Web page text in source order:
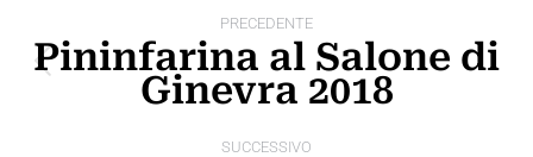
tra
PRECEDENTE
Post
precedente:
Pininfarina al Salone di
Ginevra 2018
SUCCESSIVO